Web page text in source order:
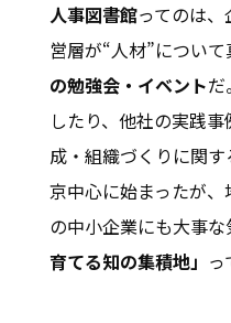
人事図書館ってのは
営層が“人材”につい
の勉強会・イベント
したり、他社の実践
成・組織づくりに関
京中心に始まったが
の中小企業にも大事な
育てる知の集積地」 っ